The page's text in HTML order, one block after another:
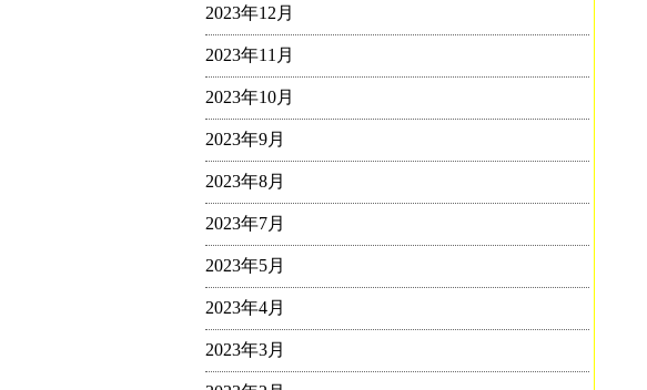
2023年12月
2023年11月
2023年10月
2023年9月
2023年8月
2023年7月
2023年5月
2023年4月
2023年3月